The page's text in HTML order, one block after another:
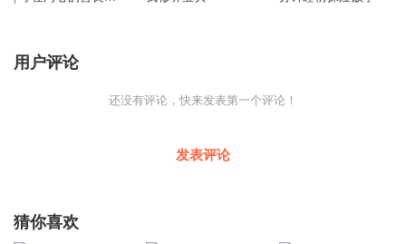
用户评论
还没有评论，快来发表第一个评论！
发表评论
猜你喜欢